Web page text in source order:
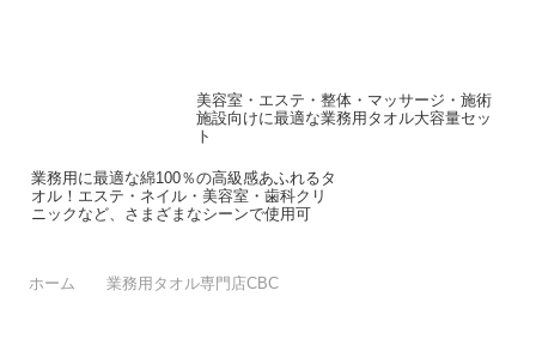
美容室・エステ・整体・マッサージ・施術
施設向けに最適な業務用タオル大容量セッ
ト
業務用に最適な綿100％の高級感あふれるタ
オル！エステ・ネイル・美容室・歯科クリ
ニックなど、さまざまなシーンで使用可
ホーム 業務用タオル専門店CBC